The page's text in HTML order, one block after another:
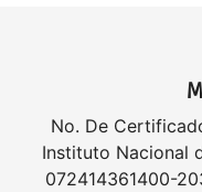
No. De
Instituto Nacional
072414361400-